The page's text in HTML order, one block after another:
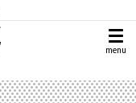
menu